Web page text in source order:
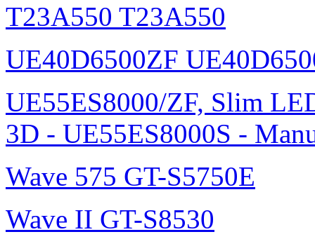
T23A550 T23A550
UE40D6500ZF
UE55ES8000/ZF, Slim
3D - UE55ES8000S -
Wave 575 GT-S5750E
Wave II GT-S8530